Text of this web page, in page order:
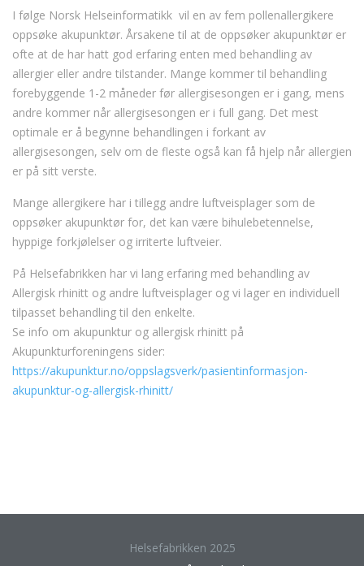
I følge Norsk Helseinformatikk vil en av fem pollenallergikere
oppsøke akupunktør. Årsakene til at de oppsøker akupunktør er
ofte at de har hatt god erfaring enten med behandling av
allergier eller andre tilstander. Mange kommer til behandling
forebyggende 1-2 måneder før allergisesongen er i gang, mens
andre kommer når allergisesongen er i full gang. Det mest
optimale er å begynne behandlingen i forkant av
allergisesongen, selv om de fleste også kan få hjelp når allergien
er på sitt verste.
Mange allergikere har i tillegg andre luftveisplager som de
oppsøker akupunktør for, det kan være bihulebetennelse,
hyppige forkjølelser og irriterte luftveier.
På Helsefabrikken har vi lang erfaring med behandling av
Allergisk rhinitt og andre luftveisplager og vi lager en individuell
tilpasset behandling til den enkelte.
Se info om akupunktur og allergisk rhinitt på
Akupunkturforeningens sider:
https://akupunktur.no/oppslagsverk/pasientinformasjon-
akupunktur-og-allergisk-rhinitt/
Helsefabrikken 2025